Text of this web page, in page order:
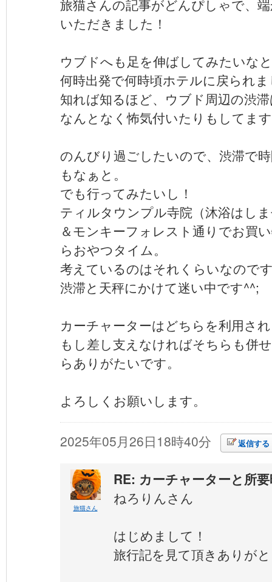
旅猫さんの記事がどんぴしゃで、
いただきました！
ウブドへも足を伸ばしてみたいな
何時出発で何時頃ホテルに戻られ
知れば知るほど、ウブド周辺の渋
なんとなく怖気付いたりもしてま
のんびり過ごしたいので、渋滞で
もなぁと。
でも行ってみたいし！
ティルタウンプル寺院（沐浴はし
＆モンキーフォレスト通りでお買
らおやつタイム。
考えているのはそれくらいなので
渋滞と天秤にかけて迷い中です^^;
カーチャーターはどちらを利用さ
もし差し支えなければそちらも併
らありがたいです。
よろしくお願いします。
2025年05月26日18時40分 返信する
旅猫さん
RE: カーチャーターと所
ねろりんさん
はじめまして！
旅行記を見て頂きありが